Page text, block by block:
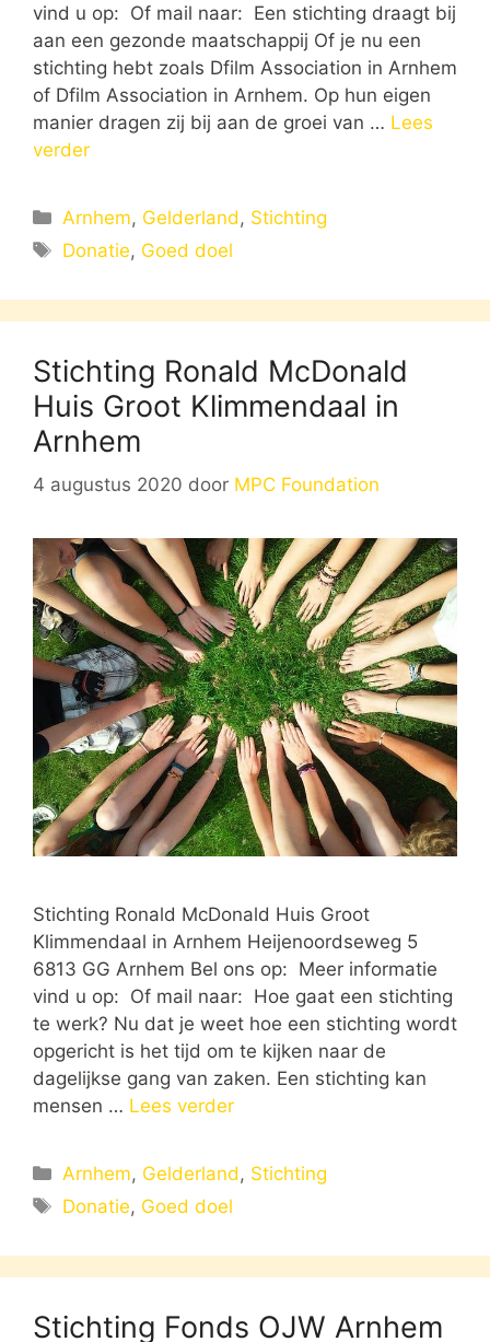
vind u op: Of mail naar: Een stichting draagt bij
aan een gezonde maatschappij Of je nu een
stichting hebt zoals Dfilm Association in Arnhem
of Dfilm Association in Arnhem. Op hun eigen
manier dragen zij bij aan de groei van … Lees
verder
Categorieën
Arnhem, Gelderland , Stichting
Tags
Donatie, Goed doel
Stichting Ronald McDonald
Huis Groot Klimmendaal in
Arnhem
4 augustus 2020 door MPC Foundation
Stichting Ronald McDonald Huis Groot
Klimmendaal in Arnhem Heijenoordseweg 5
6813 GG Arnhem Bel ons op: Meer informatie
vind u op: Of mail naar: Hoe gaat een stichting
te werk? Nu dat je weet hoe een stichting wordt
opgericht is het tijd om te kijken naar de
dagelijkse gang van zaken. Een stichting kan
mensen … Lees verder
Categorieën
Arnhem, Gelderland, Stichting
Tags
Donatie, Goed doel
Stichting Fonds OJW Arnhem